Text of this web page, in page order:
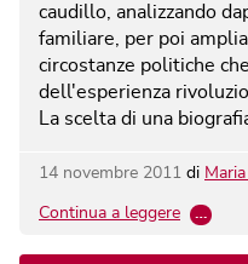
caudillo, analizzando
familiare, per poi
circostanze politiche
dell'esperienza
La scelta di una
14 novembre 2011 di
Continua a leggere …